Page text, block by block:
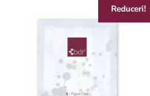
Reduceri!